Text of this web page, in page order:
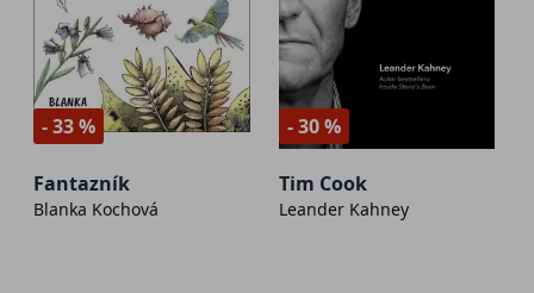
- 33 %
Fantazník
Blanka Kochová
- 30 %
Tim Cook
Leander Kahney